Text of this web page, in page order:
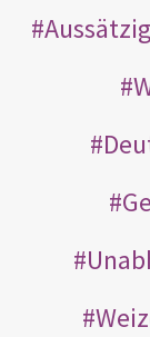
Aussätzig